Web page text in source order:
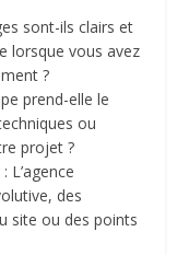
sont-ils clairs et
lorsque vous avez
?
prend-elle le
ou
projet ?
: L’agence
des
site ou des points